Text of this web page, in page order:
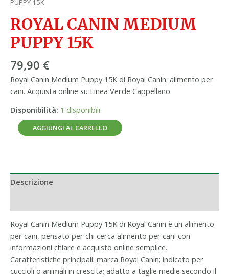
PUPPY 15K
ROYAL CANIN MEDIUM
PUPPY 15K
79,90 €
Royal Canin Medium Puppy 15K di Royal Canin: alimento per
cani. Acquista online su Linea Verde Cappellano.
Disponibilità: 1 disponibili
AGGIUNGI AL CARRELLO
Descrizione
Royal Canin Medium Puppy 15K di Royal Canin è un alimento
per cani, pensato per chi cerca alimento per cani con
informazioni chiare e acquisto online semplice.
Caratteristiche principali: marca Royal Canin; indicato per
cuccioli o animali in crescita; adatto a taglie medie secondo il